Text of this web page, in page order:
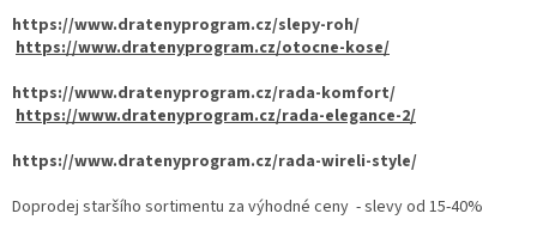
https://www.dratenyprogram.cz/slepy-roh/
https://www.dratenyprogram.cz/otocne-kose/
https://www.dratenyprogram.cz/rada-komfort/
https://www.dratenyprogram.cz/rada-elegance-2/
https://www.dratenyprogram.cz/rada-wireli-style/
Doprodej staršího sortimentu za výhodné ceny - slevy od 15-40%